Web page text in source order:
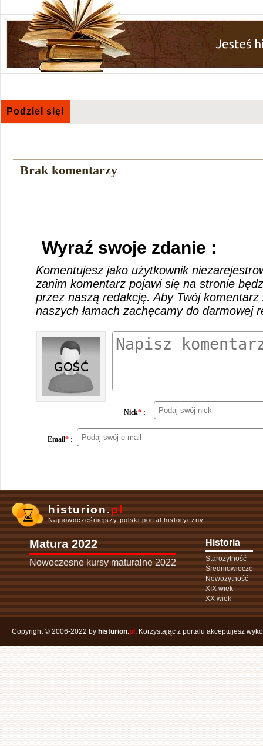
Podziel się!
Brak komentarzy
Wyraź swoje zdanie :
Komentujesz jako użytkownik
zanim komentarz pojawi się na stronie
przez naszą redakcję. Aby Twój
naszych łamach zachęcamy do darmowej
Nick* :
Email* :
histurion.pl
Najnowocześniejszy polski portal historyczny
Matura 2022
Nowoczesne kursy maturalne 2022
Historia
Starożytność
Średniowiecze
Nowożytność
XIX wiek
XX wiek
Copyright © 2006-2022 by histurion.pl . Korzystając z portalu akceptujesz